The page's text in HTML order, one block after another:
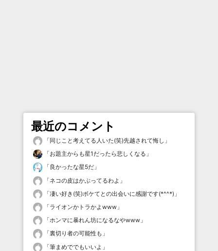
最近のコメント
「同じこと考えてる人いた(笑)先越されて悔し 」
「お題主からも星1だったら悲しくなる 」
「 良かったな星5だ 」
「ネコの皮はかぶってるわよ 」
「凄い好き(笑)ボケてとの出会いに感謝です(*^^*) 」
「ライオンかトラかよwww 」
「ホンマに暴れん坊になるなやwww 」
「裏切り者の可能性も 」
「筆まめででもいいよ 」